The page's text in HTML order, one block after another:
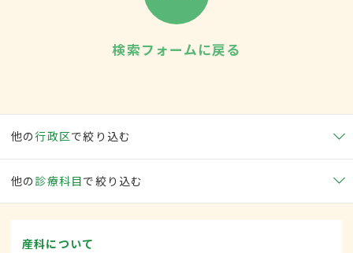
検索フォームに戻る
他の行政区で絞り込む
他の 診療科目で絞り込む
産科について